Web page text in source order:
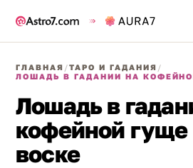
ГЛАВНАЯ /ТАРО И ГАДАНИЯ /
ЛОШАДЬ В ГАДАНИИ НА
Лошадь в
кофейной гуще
воске